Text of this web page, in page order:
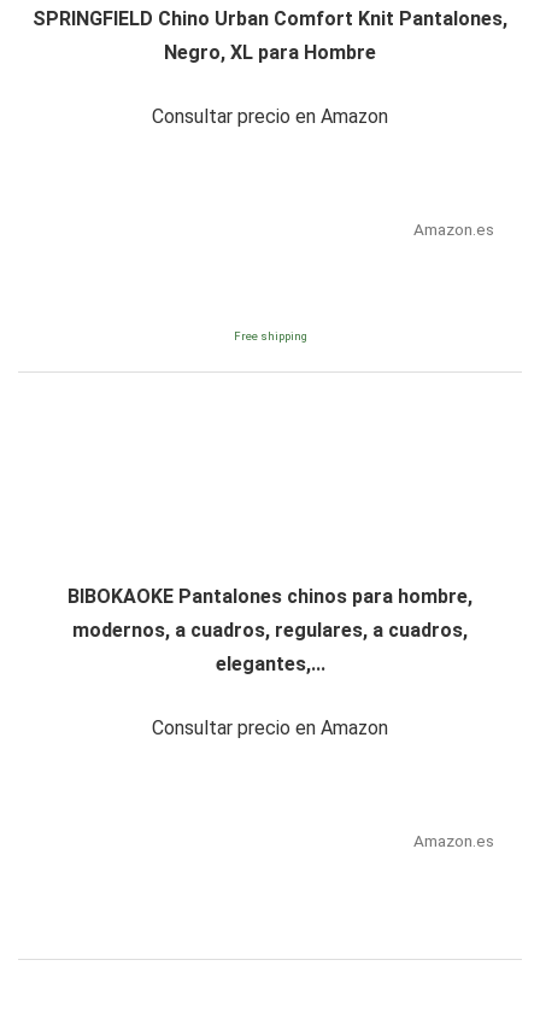
SPRINGFIELD Chino Urban Comfort Knit Pantalones,
Negro, XL para Hombre
Consultar precio en Amazon
Amazon.es
Free shipping
BIBOKAOKE Pantalones chinos para hombre,
modernos, a cuadros, regulares, a cuadros,
elegantes,...
Consultar precio en Amazon
Amazon.es